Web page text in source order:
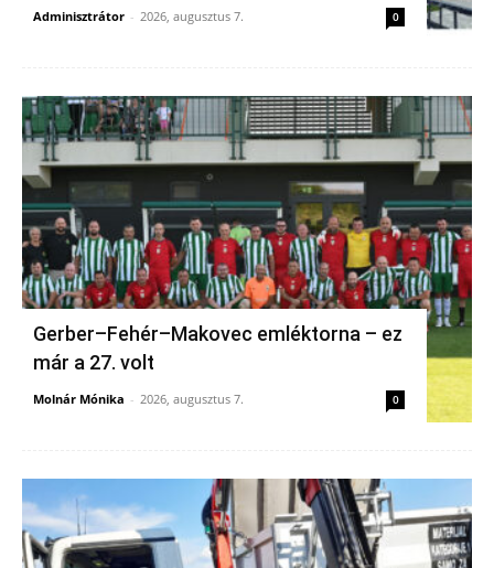
Adminisztrátor - 2026, augusztus 7. 0
Gerber–Fehér–Makovec emléktorna – ez
már a 27. volt
Molnár Mónika - 2026, augusztus 7. 0